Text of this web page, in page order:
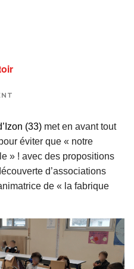
(33) met en avant tout
éviter que « notre
» ! avec des propositions
d’associations
de « la fabrique